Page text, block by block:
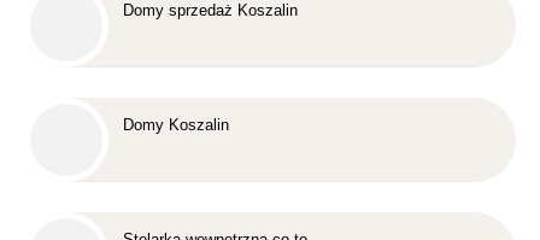
Domy sprzedaż Koszalin
Domy Koszalin